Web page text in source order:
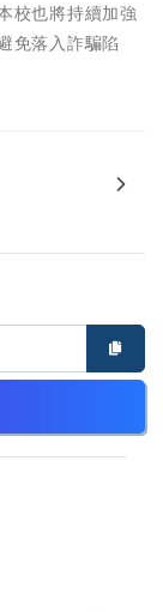
校也將持續加強
免落入詐騙陷